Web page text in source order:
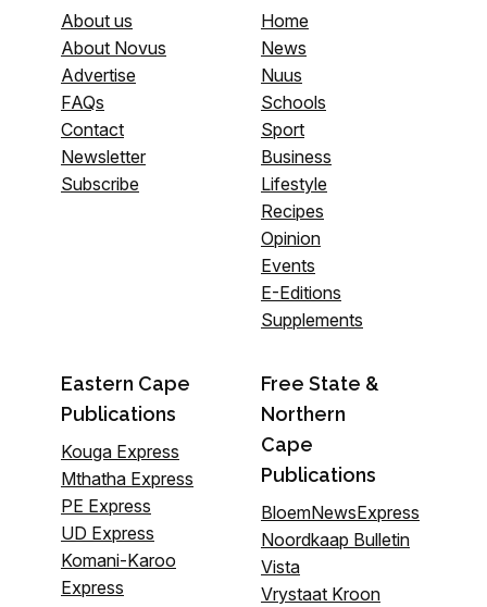
About us
About Novus
Advertise
FAQs
Contact
Newsletter
Subscribe
Home
News
Nuus
Schools
Sport
Business
Lifestyle
Recipes
Opinion
Events
E-Editions
Supplements
Eastern Cape
Publications
Kouga Express
Mthatha Express
PE Express
UD Express
Komani-Karoo
Express
Free State &
Northern
Cape
Publications
BloemNewsExpress
Noordkaap Bulletin
Vista
Vrystaat Kroon